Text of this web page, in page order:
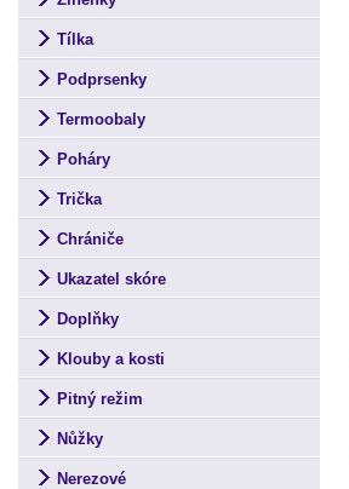
Tílka
Podprsenky
Termoobaly
Poháry
Trička
Chrániče
Ukazatel skóre
Doplňky
Klouby a kosti
Pitný režim
Nůžky
Nerezové